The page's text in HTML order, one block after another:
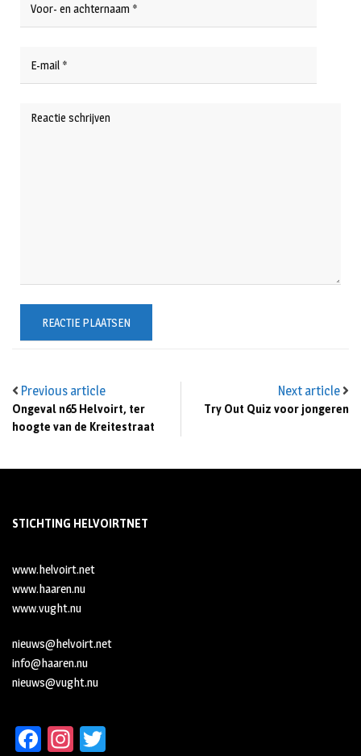
Previous article
Ongeval n65 Helvoirt, ter
hoogte van de Kreitestraat
Next article
Try Out Quiz voor jongeren
STICHTING HELVOIRTNET
www.helvoirt.net
www.haaren.nu
www.vught.nu
nieuws@helvoirt.net
info@haaren.nu
nieuws@vught.nu
Fa In